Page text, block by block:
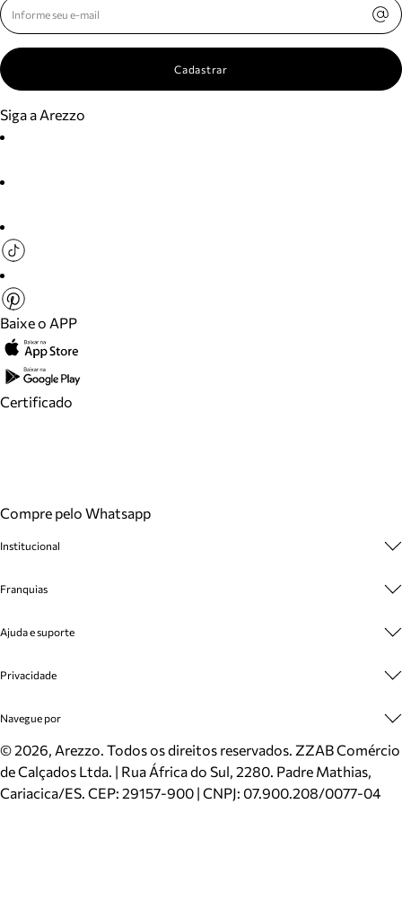
Cadastrar
Siga a Arezzo
Baixe o APP
Certificado
Compre pelo Whatsapp
Institucional
Cashback
Venda Corporativa
Mapa do Site
Inverno
Mundo Arezzo
Franquias
Plano de Negócio
Ajuda e suporte
Cadastro
Meus Pedidos
Trocas e Devoluções
Cartão Presente
Localizador de lojas
Privacidade
Politica e Privacidade
Navegue por
Sapatos
Bolsas
Scarpins
©2026, Arezzo. Todos os direitos reservados. ZZAB Comércio
de Calçados Ltda. | Rua África do Sul, 2280. Padre Mathias,
Cariacica/ES. CEP: 29157-900 | CNPJ: 07.900.208/0077-04